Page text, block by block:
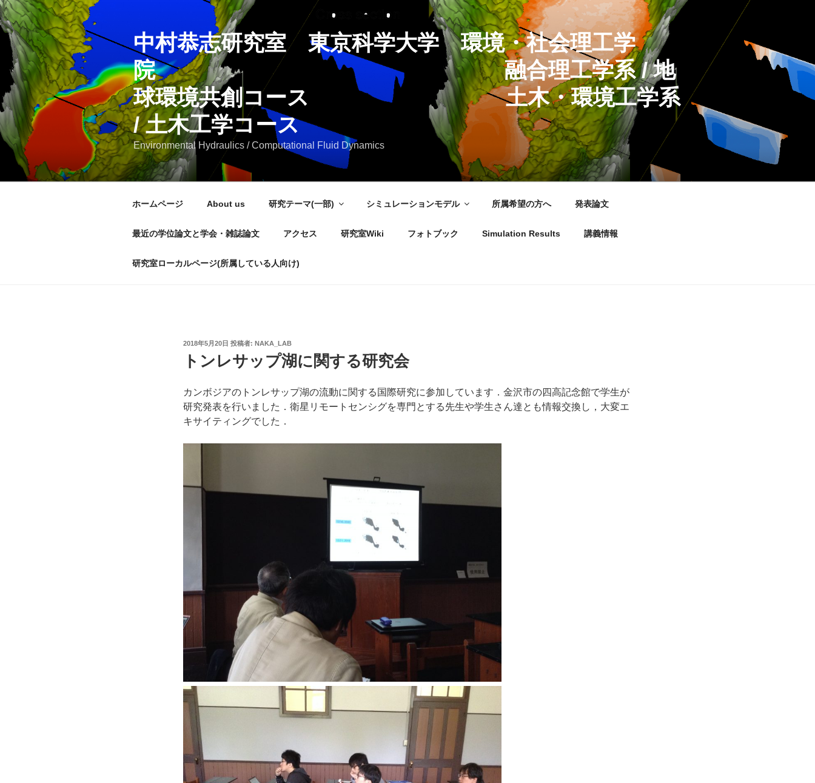
コ
ン
テ
ス
キ
ッ
プ
中村恭志研究室 東京科学大学 環境・社会理工学
院 融合理工学系 / 地
球環境共創コース 土木・環境工学系
/ 土木工学コース
Environmental Hydraulics / Computational Fluid Dynamics
ホームページ About us 研究テーマ(一部) シミュレーションモデル 所属希望の方へ 発表論文
最近の学位論文と学会・雑誌論文 アクセス 研究室Wiki フォトブック Simulation Results 講義情報
研究室ローカルページ(所属している人向け)
投
稿
日:
2018年5月20日 投稿者: NAKA_LAB
トンレサップ湖に関する研究会
カンボジアのトンレサップ湖の流動に関する国際研究に参加しています．金沢市の四高記念館で学生が
研究発表を行いました．衛星リモートセンシグを専門とする先生や学生さん達とも情報交換し，大変エ
キサイティングでした．